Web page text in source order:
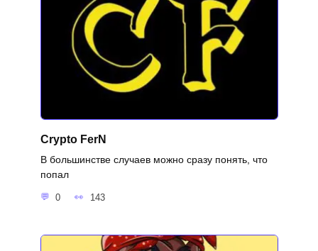
Crypto FerN
В большинстве случаев можно сразу понять, что
попал
0 143